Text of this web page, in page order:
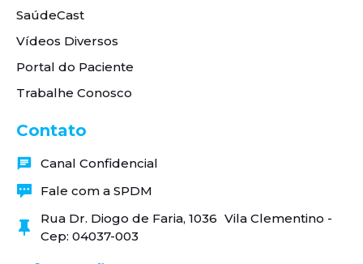
SaúdeCast
Vídeos Diversos
Portal do Paciente
Trabalhe Conosco
Contato
Canal Confidencial
Fale com a SPDM
Rua Dr. Diogo de Faria, 1036 Vila Clementino -
Cep: 04037-003